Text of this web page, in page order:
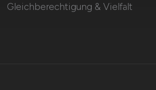
Gleichberechtigung & Vielfalt